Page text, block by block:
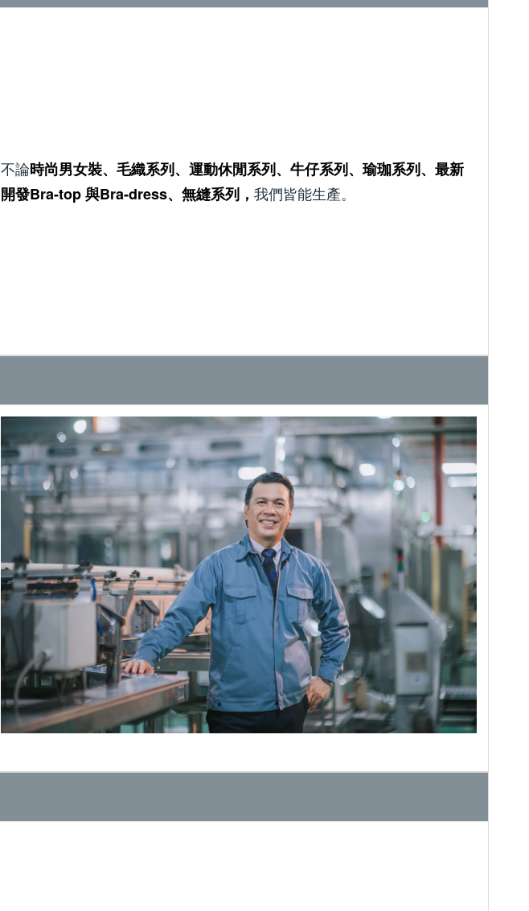
不論時尚男女裝、毛織系列、運動休閒系列、牛仔系列、瑜珈系列、最新
開發Bra-top 與Bra-dress、無縫系列， 我們皆能生產。